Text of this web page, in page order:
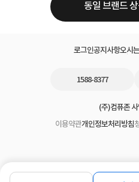
동일 브랜드 상
로그인공지사항오시
1588-8377
(주)컴퓨존
이용약관개인정보처리방침